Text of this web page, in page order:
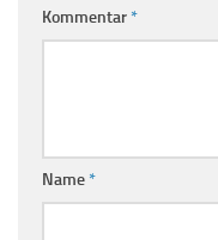
Kommentar*
Name*